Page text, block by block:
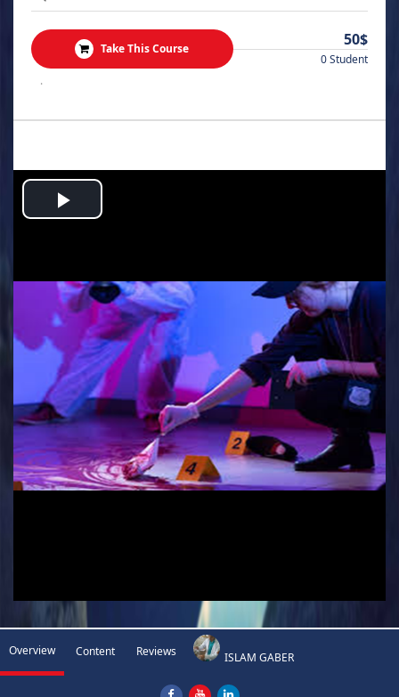
Take This Course 50$
0 Student
.
Play
Overview Content Reviews ISLAM GABER